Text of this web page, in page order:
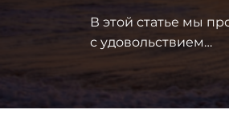
В этой статье мы
с удовольствием…